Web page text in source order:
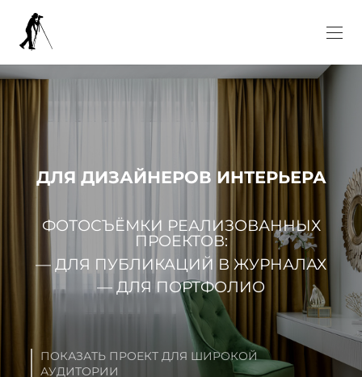
ДЛЯ ДИЗАЙНЕРОВ ИНТЕРЬЕРА
ФОТОСЪЁМКИ РЕАЛИЗОВАННЫХ
ПРОЕКТОВ:
— ДЛЯ ПУБЛИКАЦИЙ В ЖУРНАЛАХ
— ДЛЯ ПОРТФОЛИО
ПОКАЗАТЬ ПРОЕКТ ДЛЯ ШИРОКОЙ
АУДИТОРИИ